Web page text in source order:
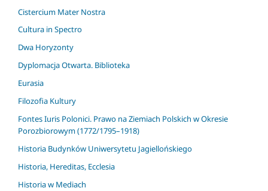
Cistercium Mater Nostra
Cultura in Spectro
Dwa Horyzonty
Dyplomacja Otwarta. Biblioteka
Eurasia
Filozofia Kultury
Fontes Iuris Polonici. Prawo na Ziemiach Polskich w Okresie
Porozbiorowym (1772/1795–1918)
Historia Budynków Uniwersytetu Jagiellońskiego
Historia, Hereditas, Ecclesia
Historia w Mediach